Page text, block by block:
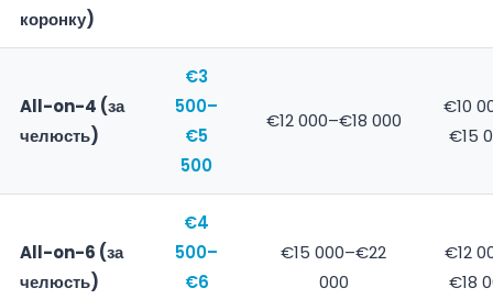
коронку)
All-on-4 (за
челюсть)
€3
500–
€5
500
€12 000–€18 000
€10
€15
All-on-6 (за
челюсть)
€4
500–
€6
€15 000–€22
000
€12
€18